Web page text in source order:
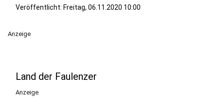
Veröffentlicht: Freitag, 06.11.2020 10:00
Anzeige
Land der Faulenzer
Anzeige